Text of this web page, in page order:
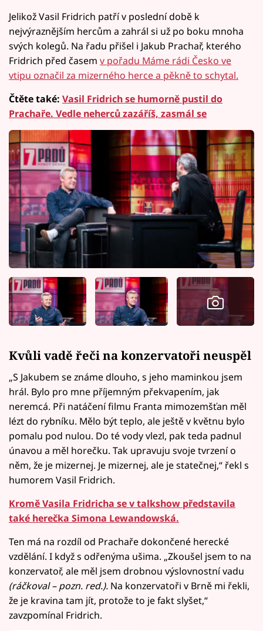
Jelikož Vasil Fridrich patří v poslední době k
nejvýraznějším hercům a zahrál si už po boku mnoha
svých kolegů. Na řadu přišel i Jakub Prachař, kterého
Fridrich před časem v pořadu Máme rádi Česko ve
vtipu označil za mizerného herce a pěkně to schytal.
Čtěte také: Vasil Fridrich se humorně pustil do
Prachaře. Vedle neherců zazáříš, zasmál se
Kvůli vadě řeči na konzervatoři neuspěl
„S Jakubem se známe dlouho, s jeho maminkou jsem
hrál. Bylo pro mne příjemným překvapením, jak
neremcá. Při natáčení filmu Franta mimozemšťan měl
lézt do rybníku. Mělo být teplo, ale ještě v květnu bylo
pomalu pod nulou. Do té vody vlezl, pak teda padnul
únavou a měl horečku. Tak upravuju svoje tvrzení o
něm, že je mizernej. Je mizernej, ale je statečnej,“ řekl s
humorem Vasil Fridrich.
Kromě Vasila Fridricha se v talkshow představila
také herečka Simona Lewandowská.
Ten má na rozdíl od Prachaře dokončené herecké
vzdělání. I když s odřenýma ušima. „Zkoušel jsem to na
konzervatoř, ale měl jsem drobnou výslovnostní vadu
(ráčkoval – pozn. red.). Na konzervatoři v Brně mi řekli,
že je kravina tam jít, protože to je fakt slyšet,“
zavzpomínal Fridrich.